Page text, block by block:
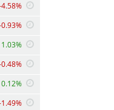
1.03%
0.12%